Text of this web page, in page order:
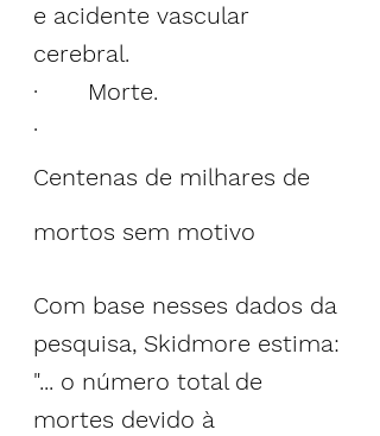
e acidente vascular
cerebral.
·       Morte.
·
Centenas de milhares de
mortos sem motivo
Com base nesses dados da
pesquisa, Skidmore estima:
"... o número total de
mortes devido à